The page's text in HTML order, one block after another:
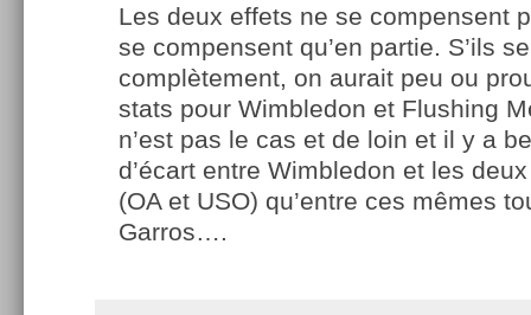
Les deux effets ne se compensent
se compensent qu’en partie. S’ils
complètement, on aurait peu ou
stats pour Wimbledon et Flushing
n’est pas le cas et de loin et il y a
d’écart entre Wimbledon et les
(OA et USO) qu’entre ces mêmes
Garros….